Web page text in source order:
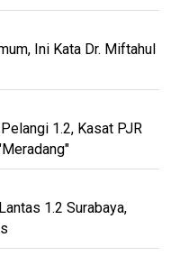
Ini Kata Dr. Miftahul
1.2, Kasat PJR
1.2 Surabaya,